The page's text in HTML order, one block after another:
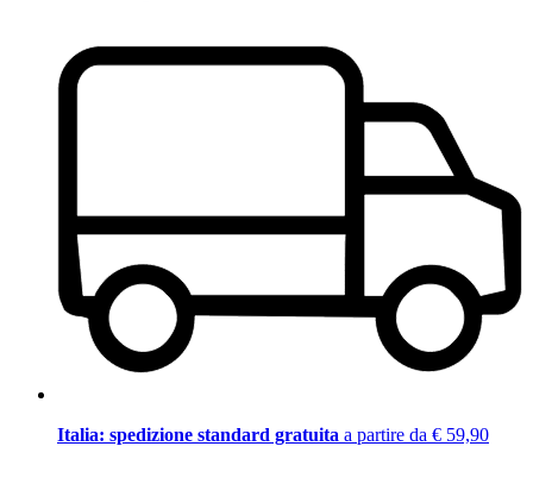
Italia: spedizione standard gratuita a partire da € 59,90